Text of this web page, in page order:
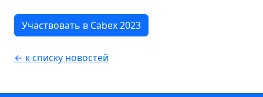
Участвовать в Cabex 2023
← к списку новостей